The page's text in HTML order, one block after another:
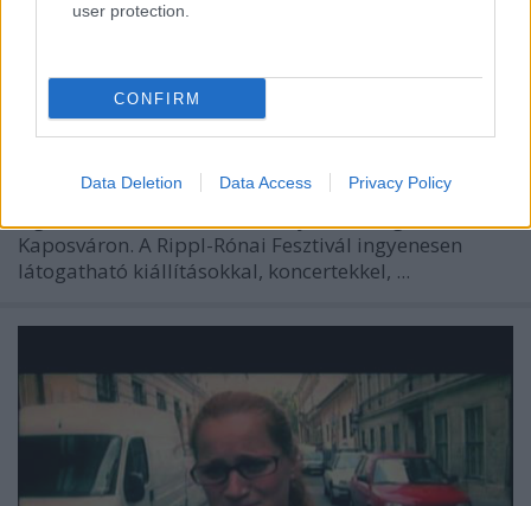
user protection.
CONFIRM
Data Deletion Data Access Privacy Policy
Kaposváron. A Rippl-Rónai Fesztivál ingyenesen
látogatható kiállításokkal, koncertekkel, ...